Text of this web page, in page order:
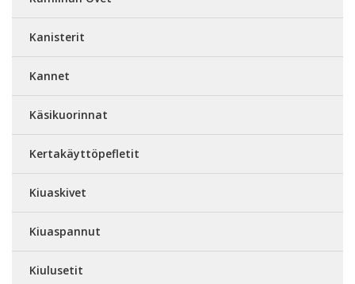
Kanisterit
Kannet
Käsikuorinnat
Kertakäyttöpefletit
Kiuaskivet
Kiuaspannut
Kiulusetit